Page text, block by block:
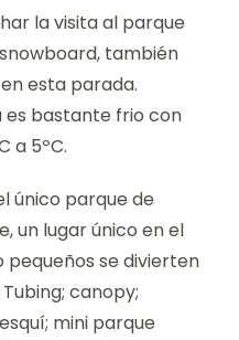
la visita al parque
también
esta parada.
es bastante frio con
a 5ºC.
único parque de
un lugar único en el
se divierten
canopy;
mini parque